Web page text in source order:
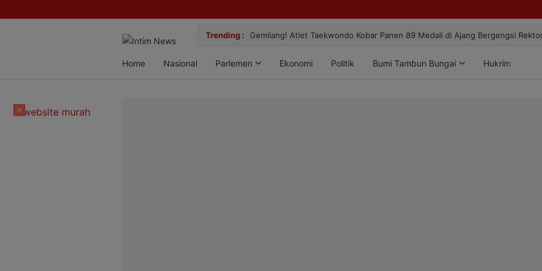
Trending : Gemilang! Atlet Taekwondo Kobar Panen 89 Medali di Ajang Bergengsi
Home Nasional Parlemen Ekonomi Politik Bumi Tambun Bungai Hukrim